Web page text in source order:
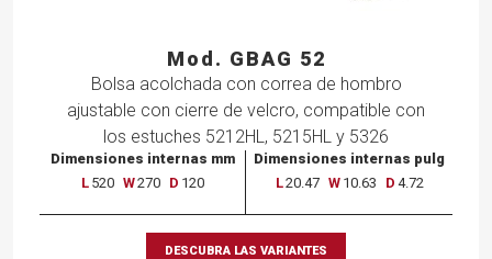
Mod. GBAG 52
Bolsa acolchada con correa de hombro
ajustable con cierre de velcro, compatible con
los estuches 5212HL, 5215HL y 5326
Dimensiones internas mm
L 520 W270 D 120
Dimensiones internas pulg
L20.47 W 10.63 D 4.72
DESCUBRA LAS VARIANTES